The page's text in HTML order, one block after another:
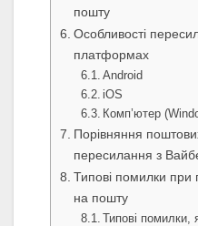
пошту
Особливості
платформах
Android
iOS
Комп’ютер
Порівняння
пересилання з
Типові помилки при
на пошту
Типові помилки,